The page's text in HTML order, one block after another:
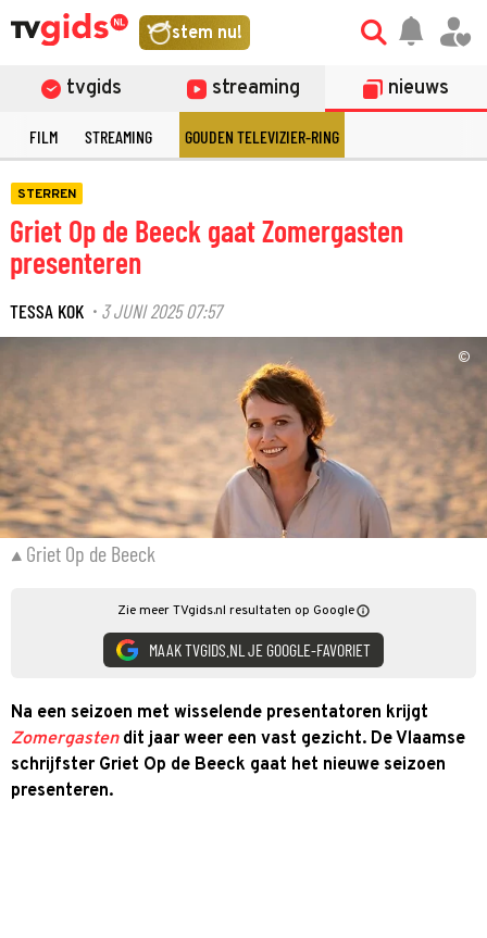
stem nu!
tvgids streaming nieuws
FILM STREAMING GOUDEN TELEVIZIER-RING
STERREN
Griet Op de Beeck gaat Zomergasten
presenteren
TESSA KOK · 3 JUNI 2025 07:57
©
Griet Op de Beeck
Zie meer TVgids.nl resultaten op Google
MAAK TVGIDS.NL JE GOOGLE-FAVORIET
Na een seizoen met wisselende presentatoren krijgt
Zomergastendit jaar weer een vast gezicht. De Vlaamse
schrijfster Griet Op de Beeck gaat het nieuwe seizoen
presenteren.